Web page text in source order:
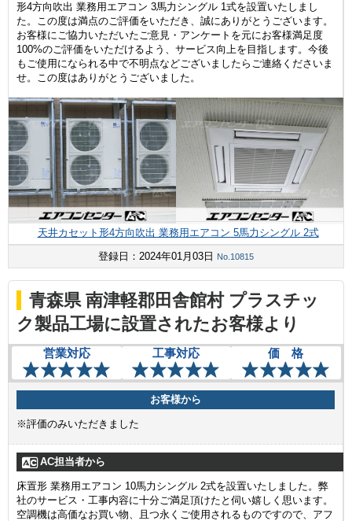
形4方向吹出 業務用エアコン 3馬力シングル 1式を設置いたしまし
た。この度は満点のご評価をいただき、誠にありがとうございます。
お客様にご協力いただいたご意見・アンケートを元にお客様満足度
100%のご評価をいただけるよう、サービス向上を目指します。今後
もご使用になられる中で不明点などございましたらご連絡くださいま
せ。この度はありがとうございました。
天井カセット形4方向吹出 業務用エアコン 5馬力シングル 2式
登録日：2024年01月03日
No.10815
青森県 南津軽郡田舎館村 プラスチッ
ク製品工場に設置されたお客様より
営業対応 工事対応 価 格
お客様から
※評価のみいただきました
AC担当者から
床置形 業務用エアコン 10馬力シングル 2式を設置いたしました。弊
社のサービス・工事内容に十分ご満足頂けたと伺い嬉しく思います。
空調機は高価なお買い物、且つ永くご使用されるものですので、アフ